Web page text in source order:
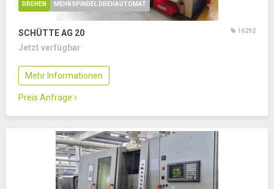
DREHEN MEHRSPINDEL DREHAUTOMAT
SCHÜTTE AG 20 16292
Jetzt verfügbar
Mehr Informationen
Preis Anfrage